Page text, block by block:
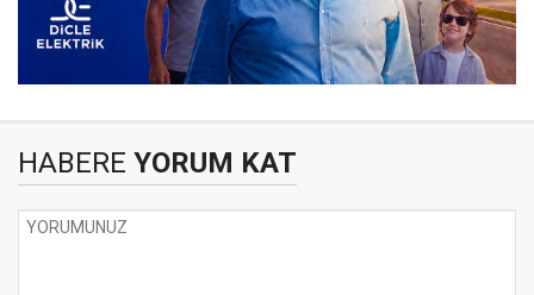
HABERE YORUM KAT